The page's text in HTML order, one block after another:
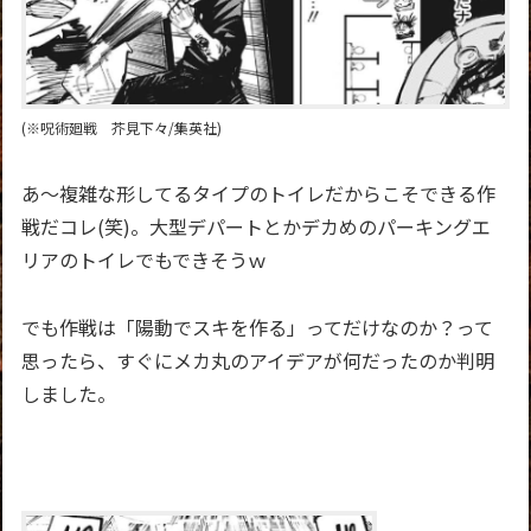
(※呪術廻戦 芥見下々/集英社)
あ～複雑な形してるタイプのトイレだからこそできる作
戦だコレ(笑)。大型デパートとかデカめのパーキングエ
リアのトイレでもできそうｗ
でも作戦は「陽動でスキを作る」ってだけなのか？って
思ったら、すぐにメカ丸のアイデアが何だったのか判明
しました。